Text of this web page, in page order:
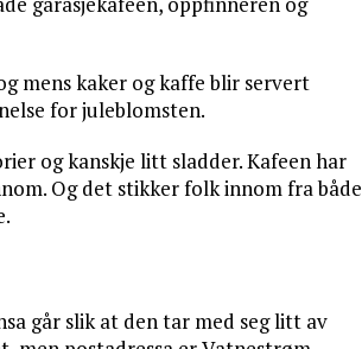
mens kaker og kaffe blir servert
for juleblomsten.
og kanskje litt sladder. Kafeen har
Og det stikker folk innom fra både
går slik at den tar med seg litt av